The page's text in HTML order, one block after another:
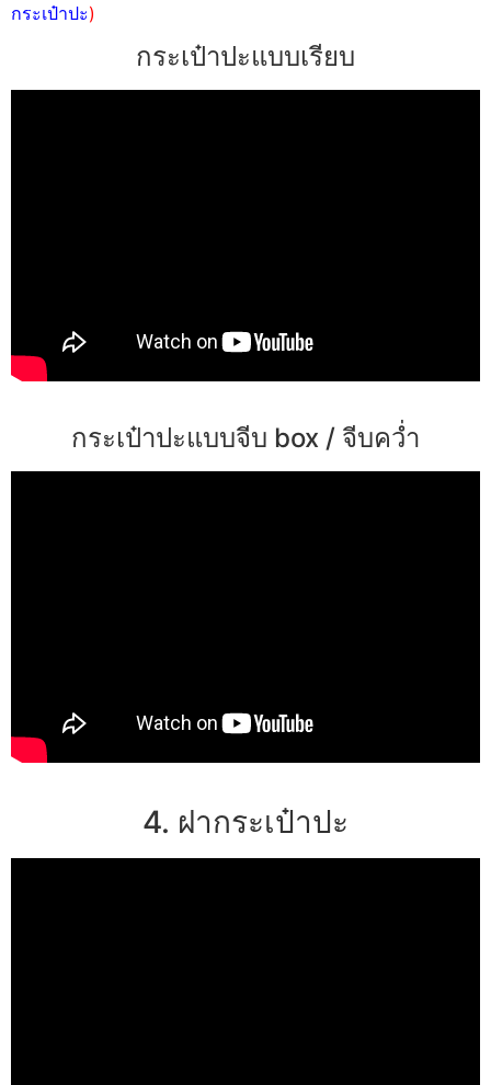
กระเป๋าปะ)
กระเป๋าปะแบบเรียบ
กระเป๋าปะแบบจีบ box / จีบคว่ำ
4. ฝากระเป๋าปะ